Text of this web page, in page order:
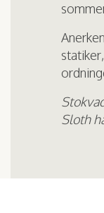
Sloth